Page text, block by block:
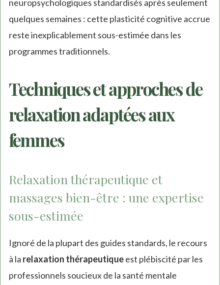
neuropsychologiques standardisés après seulement
quelques semaines : cette plasticité cognitive accrue
reste inexplicablement sous-estimée dans les
programmes traditionnels.
Techniques et approches de
relaxation adaptées aux
femmes
Relaxation thérapeutique et
massages bien-être : une expertise
sous-estimée
Ignoré de la plupart des guides standards, le recours
à la relaxation thérapeutiqueest plébiscité par les
professionnels soucieux de la santé mentale